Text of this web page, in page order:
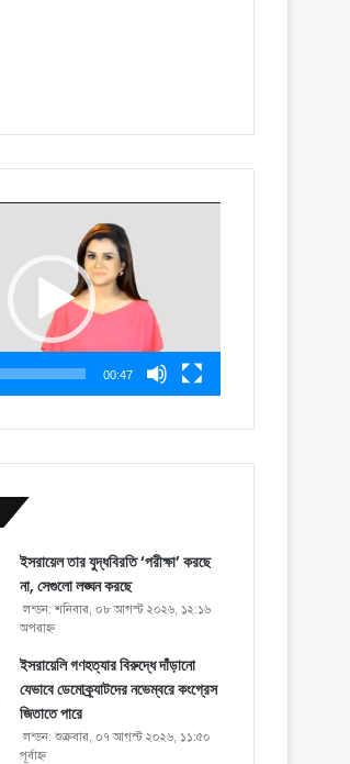
00:47
ইসরায়েল তার যুদ্ধবিরতি ‘পরীক্ষা’ করছে
না, সেগুলো লঙ্ঘন করছে
লন্ডন: শনিবার, ০৮ আগস্ট ২০২৬, ১২:১৬
অপরাহ্ণ
ইসরায়েলি গণহত্যার বিরুদ্ধে দাঁড়ানো
যেভাবে ডেমোক্র্যাটদের নভেম্বরে কংগ্রেস
জিতাতে পারে
লন্ডন: শুক্রবার, ০৭ আগস্ট ২০২৬, ১১:৫০
পূর্বাহ্ণ